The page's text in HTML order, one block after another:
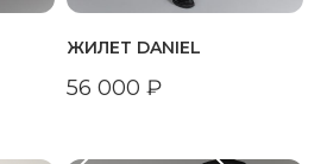
ЖИЛЕТ DANIEL
56 000 ₽